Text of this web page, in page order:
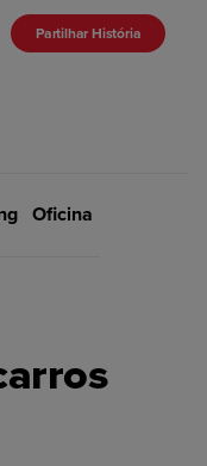
Partilhar História
Oficina